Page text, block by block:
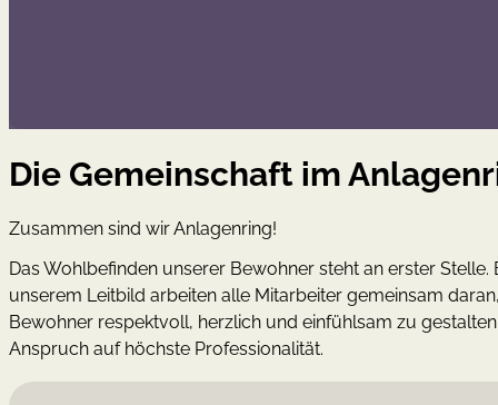
Die Gemeinschaft im
Zusammen sind wir Anlagenring!
Das Wohlbefinden unserer Bewohner steht an erster Stelle.
unserem Leitbild arbeiten alle Mitarbeiter gemeinsam
Bewohner respektvoll, herzlich und einfühlsam zu
Anspruch auf höchste Professionalität.